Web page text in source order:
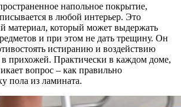
напольное покрытие,
в любой интерьер. Это
материал, который может выдержать
и при этом не дать трещину. Он
истиранию и воздействию
в прихожей. Практически в каждом доме,
вопрос – как правильно
пола из ламината.